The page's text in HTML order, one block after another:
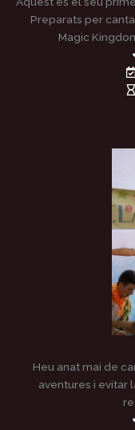
Preparats per
Magic
Heu anat mai de
aventures i evitar